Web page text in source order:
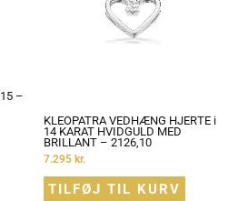
–
KLEOPATRA VEDHÆNG HJERTE i
14 KARAT HVIDGULD MED
BRILLANT – 2126,10
7.295 kr.
TILFØJ TIL KURV